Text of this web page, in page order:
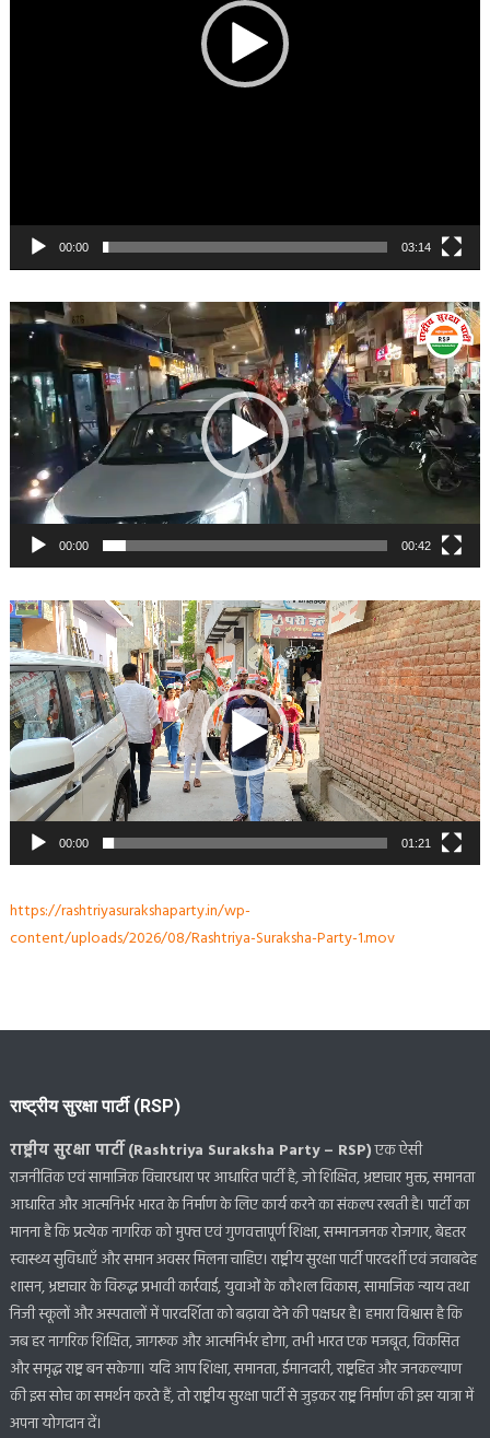
00:00 03:14
Video
Player
00:00 00:42
Video
Player
00:00 01:21
https://rashtriyasurakshaparty.in/wp-
content/uploads/2026/08/Rashtriya-Suraksha-Party-1.mov
राष्ट्रीय सुरक्षा पार्टी (RSP)
राष्ट्रीय सुरक्षा पार्टी (Rashtriya Suraksha Party – RSP)एक ऐसी
राजनीतिक एवं सामाजिक विचारधारा पर आधारित पार्टी है, जो शिक्षित, भ्रष्टाचार मुक्त, समानता
आधारित और आत्मनिर्भर भारत के निर्माण के लिए कार्य करने का संकल्प रखती है। पार्टी का
मानना है कि प्रत्येक नागरिक को मुफ्त एवं गुणवत्तापूर्ण शिक्षा, सम्मानजनक रोजगार, बेहतर
स्वास्थ्य सुविधाएँ और समान अवसर मिलना चाहिए। राष्ट्रीय सुरक्षा पार्टी पारदर्शी एवं जवाबदेह
शासन, भ्रष्टाचार के विरुद्ध प्रभावी कार्रवाई, युवाओं के कौशल विकास, सामाजिक न्याय तथा
निजी स्कूलों और अस्पतालों में पारदर्शिता को बढ़ावा देने की पक्षधर है। हमारा विश्वास है कि
जब हर नागरिक शिक्षित, जागरूक और आत्मनिर्भर होगा, तभी भारत एक मजबूत, विकसित
और समृद्ध राष्ट्र बन सकेगा। यदि आप शिक्षा, समानता, ईमानदारी, राष्ट्रहित और जनकल्याण
की इस सोच का समर्थन करते हैं, तो राष्ट्रीय सुरक्षा पार्टी से जुड़कर राष्ट्र निर्माण की इस यात्रा में
अपना योगदान दें।